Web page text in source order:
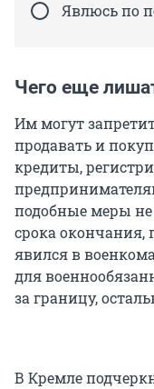
Явлюсь по
Чего еще
Им могут
продавать и
кредиты,
подобные меры
срока окончания,
явился в
для
за границу,
В Кремле